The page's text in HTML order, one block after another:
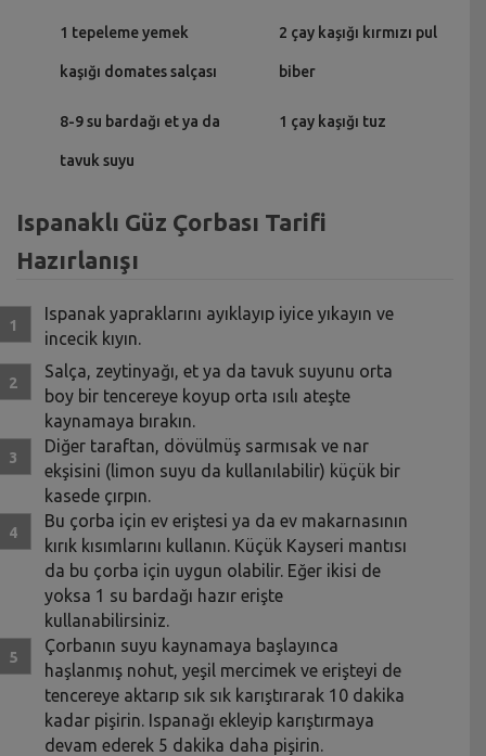
1 tepeleme yemek
kaşığı domates salçası
8-9 su bardağı et ya da
tavuk suyu
2 çay kaşığı kırmızı pul
biber
1 çay kaşığı tuz
Ispanaklı Güz Çorbası Tarifi
Hazırlanışı
Ispanak yapraklarını ayıklayıp iyice yıkayın ve
incecik kıyın.
Salça, zeytinyağı, et ya da tavuk suyunu orta
boy bir tencereye koyup orta ısılı ateşte
kaynamaya bırakın.
Diğer taraftan, dövülmüş sarmısak ve nar
ekşisini (limon suyu da kullanılabilir) küçük bir
kasede çırpın.
Bu çorba için ev eriştesi ya da ev makarnasının
kırık kısımlarını kullanın. Küçük Kayseri mantısı
da bu çorba için uygun olabilir. Eğer ikisi de
yoksa 1 su bardağı hazır erişte
kullanabilirsiniz.
Çorbanın suyu kaynamaya başlayınca
haşlanmış nohut, yeşil mercimek ve erişteyi de
tencereye aktarıp sık sık karıştırarak 10 dakika
kadar pişirin. Ispanağı ekleyip karıştırmaya
devam ederek 5 dakika daha pişirin.